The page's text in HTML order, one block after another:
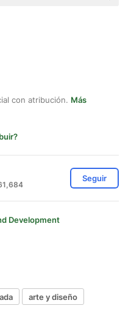
con atribución. Más
Seguir
Development
arte y diseño